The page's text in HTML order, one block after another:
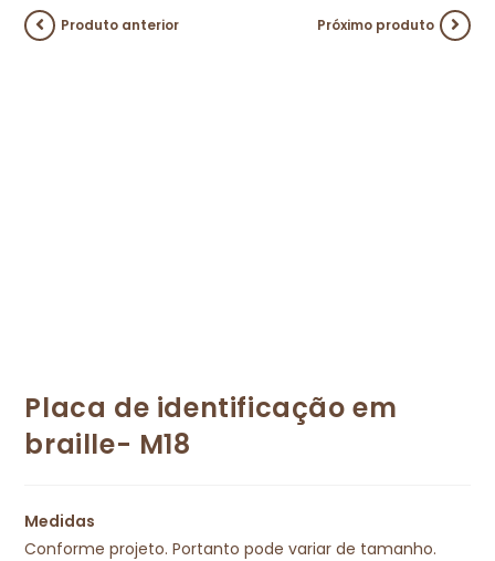
Produto anterior Próximo produto
Placa de identificação em
braille- M18
Medidas
Conforme projeto. Portanto pode variar de tamanho.